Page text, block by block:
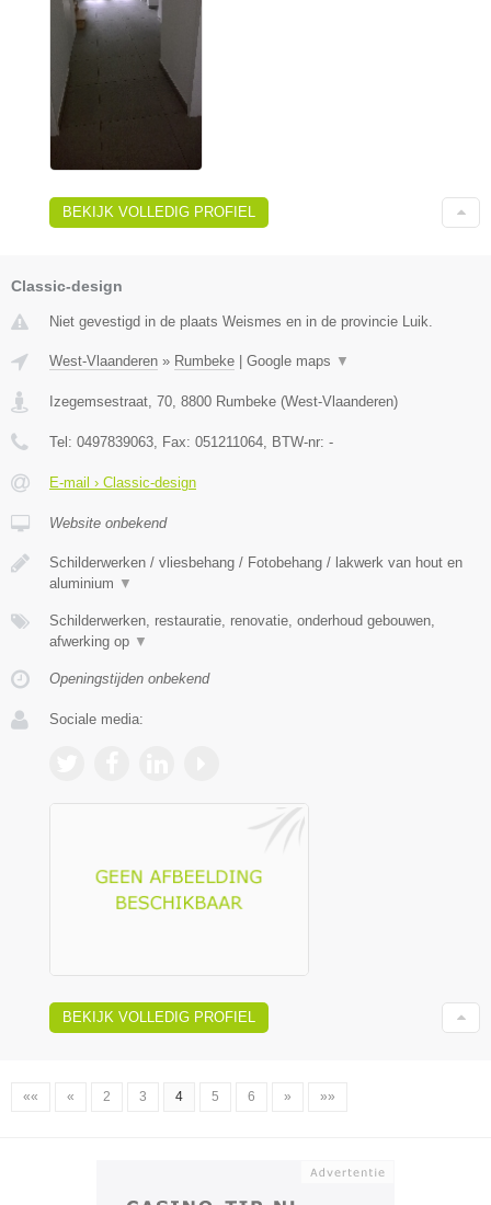
BEKIJK VOLLEDIG PROFIEL
Classic-design
Niet gevestigd in de plaats Weismes en in de provincie Luik.
West-Vlaanderen » Rumbeke | Google maps ▼
Izegemsestraat, 70 8800 Rumbeke (West-Vlaanderen)
Tel: 0497839063 , Fax: 051211064 , BTW-nr: -
E-mail › Classic-design
Website onbekend
Schilderwerken / vliesbehang / Fotobehang / lakwerk van hout en
aluminium ▼
Schilderwerken, restauratie, renovatie, onderhoud gebouwen,
afwerking op ▼
Openingstijden onbekend
Sociale media:
BEKIJK VOLLEDIG PROFIEL
«« « 2 3 4 5 6 » »»